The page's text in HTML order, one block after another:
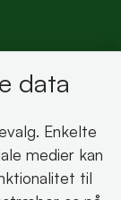
data
Enkelte
medier kan
til